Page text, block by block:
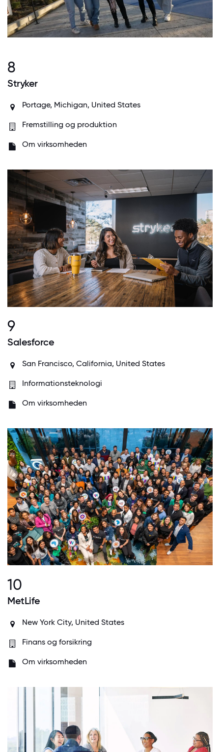
8
Stryker
Portage, Michigan, United States
Fremstilling og produktion
Om virksomheden
9
Salesforce
San Francisco, California, United States
Informationsteknologi
Om virksomheden
10
MetLife
New York City, United States
Finans og forsikring
Om virksomheden